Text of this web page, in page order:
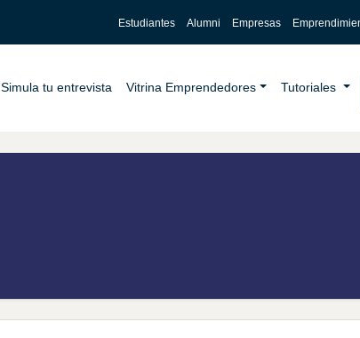
Estudiantes Alumni Empresas
Simula tu entrevista Vitrina Emprendedores Tutoriales